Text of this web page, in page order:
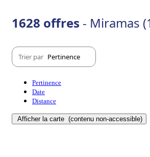
1628 offres - Miramas
Trier par Pertinence
Pertinence
Date
Distance
Afficher la carte (contenu non-accessible)